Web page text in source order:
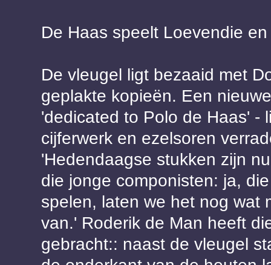
De Haas speelt Loevendie
De vleugel ligt bezaaid met
geplakte kopieën. Een
'dedicated to Polo de Haas' -
cijferwerk en ezelsoren
'Hedendaagse stukken zijn
die jonge componisten: ja,
spelen, laten we het nog wat
van.' Roderik de Man heeft
gebracht:: naast de vleugel